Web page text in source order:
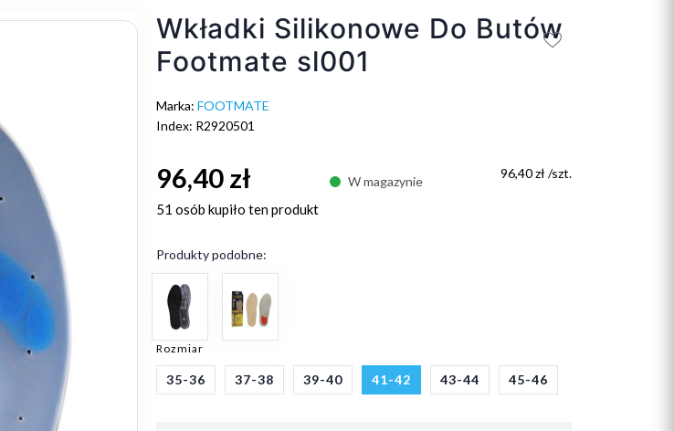
Wkładki Silikonowe Do Butów
Footmate sl001
Marka: FOOTMATE
Index: R2920501
96,40 zł W magazynie
96,40 zł /szt.
51 osób kupiło ten produkt
Produkty podobne:
Rozmiar
35-36 37-38 39-40 41-42 43-44 45-46